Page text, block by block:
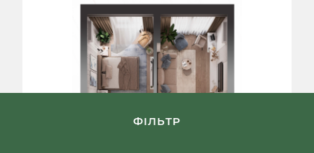
ГЕНПЛАН
ФІЛЬТР